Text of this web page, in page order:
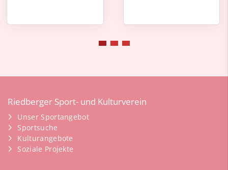
Riedberger Sport- und Kulturverein
Unser Sportangebot
Sportsuche
Kulturangebote
Soziale Projekte